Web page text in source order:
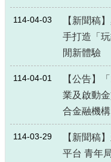
114-04-03
【新聞稿
手打造「
閒新體驗
114-04-01
【公告】
業及啟動
合金融機構
114-03-29
【新聞稿
平台 青年